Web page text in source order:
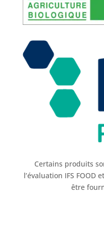
Certains produits
l’évaluation IFS FOOD
être